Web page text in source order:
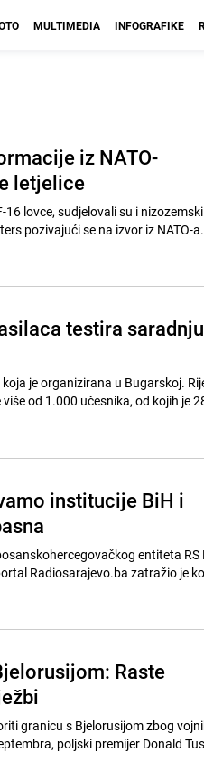
MULTIMEDIA INFOGRAFIKE
iz NATO-
letjelice
lovce, sudjelovali su i
pozivajući se na izvor iz NATO-a.
testira saradnju
je organizirana u Bugarskoj.
od 1.000 učesnika, od kojih je
institucije BiH i
entiteta RS
Radiosarajevo.ba zatražio je
Raste
granicu s Bjelorusijom zbog
poljski premijer Donald